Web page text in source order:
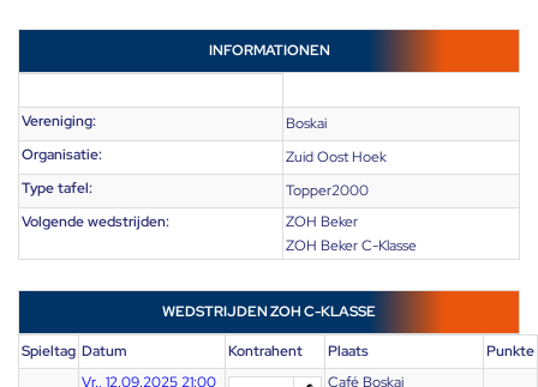
INFORMATIONEN
Vereniging:
Boskai
Organisatie:
Zuid Oost Hoek
Type tafel:
Topper2000
Volgende wedstrijden:
ZOH Beker
ZOH Beker C-Klasse
WEDSTRIJDEN ZOH C-KLASSE
Spieltag Datum Kontrahent Plaats Punkte
Vr., 12.09.2025 21:00 Café Boskai